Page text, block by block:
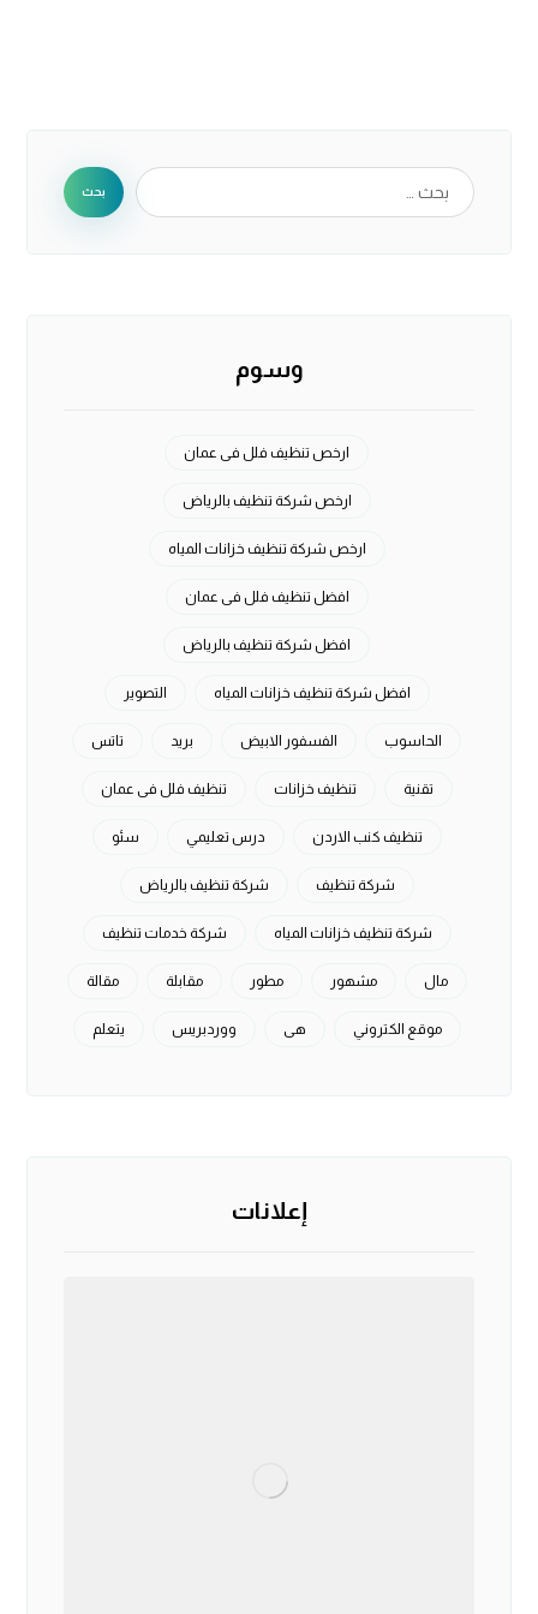
وسوم
ارخص تنظيف فلل فى عمان
ارخص شركة تنظيف بالرياض
ارخص شركة تنظيف خزانات المياه
افضل تنظيف فلل فى عمان
افضل شركة تنظيف بالرياض
افضل شركة تنظيف خزانات المياه التصوير
الحاسوب الفسفور الابيض بريد تاتس
تقنية تنظيف خزانات تنظيف فلل فى عمان
تنظيف كنب الاردن درس تعليمي سئو
شركة تنظيف شركة تنظيف بالرياض
شركة تنظيف خزانات المياه شركة خدمات تنظيف
مال مشهور مطور مقابلة مقالة
موقع الكتروني هی ووردبريس يتعلم
إعلانات